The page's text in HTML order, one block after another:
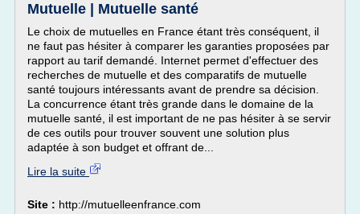
Mutuelle | Mutuelle santé
Le choix de mutuelles en France étant très conséquent, il
ne faut pas hésiter à comparer les garanties proposées par
rapport au tarif demandé. Internet permet d'effectuer des
recherches de mutuelle et des comparatifs de mutuelle
santé toujours intéressants avant de prendre sa décision.
La concurrence étant très grande dans le domaine de la
mutuelle santé, il est important de ne pas hésiter à se servir
de ces outils pour trouver souvent une solution plus
adaptée à son budget et offrant de...
Lire la suite
Site : http://mutuelleenfrance.com